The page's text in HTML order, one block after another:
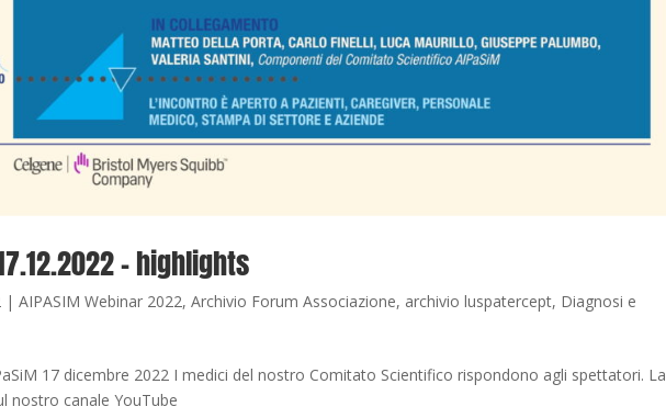
– highlights
|AIPASIM Webinar 2022,Archivio Forum Associazione, archivio luspatercept, Diagnosi e
17 dicembre 2022 I medici del nostro Comitato Scientifico rispondono agli spettatori. La
nostro canale YouTube